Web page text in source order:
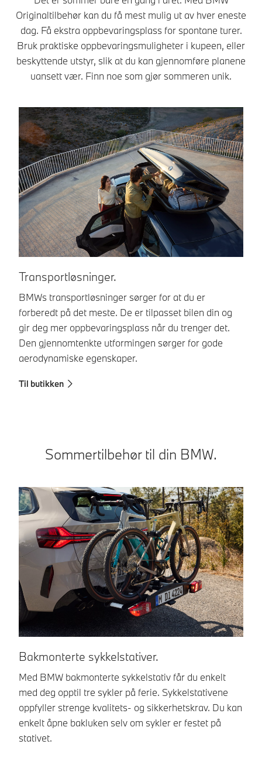
Originaltilbehør kan du få mest mulig ut av hver eneste
dag. Få ekstra oppbevaringsplass for spontane turer.
Bruk praktiske oppbevaringsmuligheter i kupeen, eller
beskyttende utstyr, slik at du kan gjennomføre planene
uansett vær. Finn noe som gjør sommeren unik.
Transportløsninger.
BMWs transportløsninger sørger for at du er
forberedt på det meste. De er tilpasset bilen din og
gir deg mer oppbevaringsplass når du trenger det.
Den gjennomtenkte utformingen sørger for gode
aerodynamiske egenskaper.
Til butikken
Sommertilbehør til din BMW.
Bakmonterte sykkelstativer.
Med BMW bakmonterte sykkelstativ får du enkelt
med deg opptil tre sykler på ferie. Sykkelstativene
oppfyller strenge kvalitets- og sikkerhetskrav. Du kan
enkelt åpne bakluken selv om sykler er festet på
stativet.